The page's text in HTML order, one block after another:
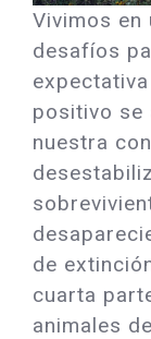
Vivimos en
desafíos
positivo se
nuestra
de
cuarta
animales